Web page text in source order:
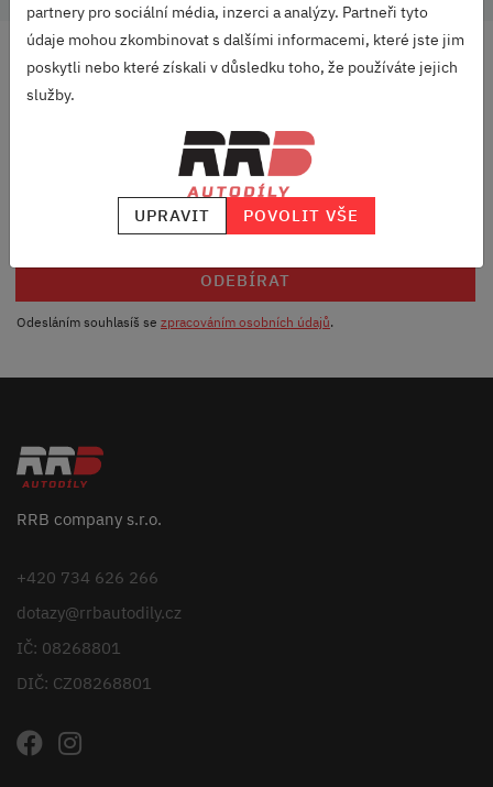
Odebírej náš newsletter
novýho v nabídce a do mailu ti přiletí nějaký počteníčko z našeho
ODEBÍRAT
Odesláním souhlasíš se zpracováním osobních údajů.
RRB company s.r.o.
+420 734 626 266
dotazy@rrbautodily.cz
IČ: 08268801
DIČ: CZ08268801
partnery pro sociální média, inzerci a analýzy. Partneři tyto
údaje mohou zkombinovat s dalšími informacemi, které jste jim
poskytli nebo které získali v důsledku toho, že používáte jejich
služby.
UPRAVIT POVOLIT VŠE